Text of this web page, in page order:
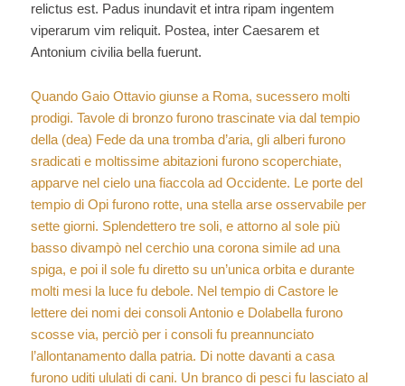
relictus est. Padus inundavit et intra ripam ingentem
viperarum vim reliquit. Postea, inter Caesarem et
Antonium civilia bella fuerunt.
Quando Gaio Ottavio giunse a Roma, sucessero molti
prodigi. Tavole di bronzo furono trascinate via dal tempio
della (dea) Fede da una tromba d’aria, gli alberi furono
sradicati e moltissime abitazioni furono scoperchiate,
apparve nel cielo una fiaccola ad Occidente. Le porte del
tempio di Opi furono rotte, una stella arse osservabile per
sette giorni. Splendettero tre soli, e attorno al sole più
basso divampò nel cerchio una corona simile ad una
spiga, e poi il sole fu diretto su un’unica orbita e durante
molti mesi la luce fu debole. Nel tempio di Castore le
lettere dei nomi dei consoli Antonio e Dolabella furono
scosse via, perciò per i consoli fu preannunciato
l’allontanamento dalla patria. Di notte davanti a casa
furono uditi ululati di cani. Un branco di pesci fu lasciato al